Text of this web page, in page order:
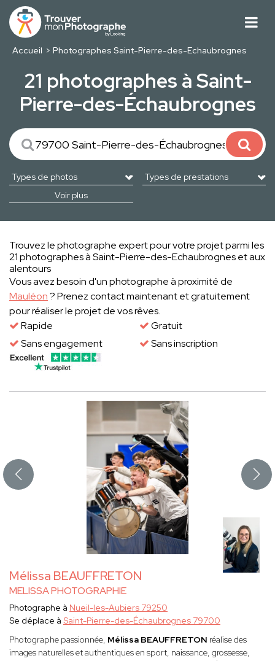
Accueil Photographes Saint-Pierre-des-Echaubrognes
21 photographes à Saint-
Pierre-des-Échaubrognes
Voir plus
Trouvez le photographe expert pour votre projet parmi les
21 photographes à Saint-Pierre-des-Echaubrognes et aux
alentours
Vous avez besoin d'un photographe à proximité de
Mauléon? Prenez contact maintenant et gratuitement
pour réaliser le projet de vos rêves.
Rapide
Gratuit
Sans engagement
Sans inscription
Mélissa BEAUFFRETON
MELISSA PHOTOGRAPHIE
Photographe à Nueil-les-Aubiers 79250
Se déplace à Saint-Pierre-des-Échaubrognes 79700
Photographe passionnée, Mélissa BEAUFFRETON réalise des
images naturelles et authentiques en sport, naissance, grossesse,